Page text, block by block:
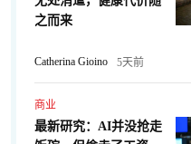
之而来
Catherina Gioino 5天前
商业
最新研究：AI并没抢走